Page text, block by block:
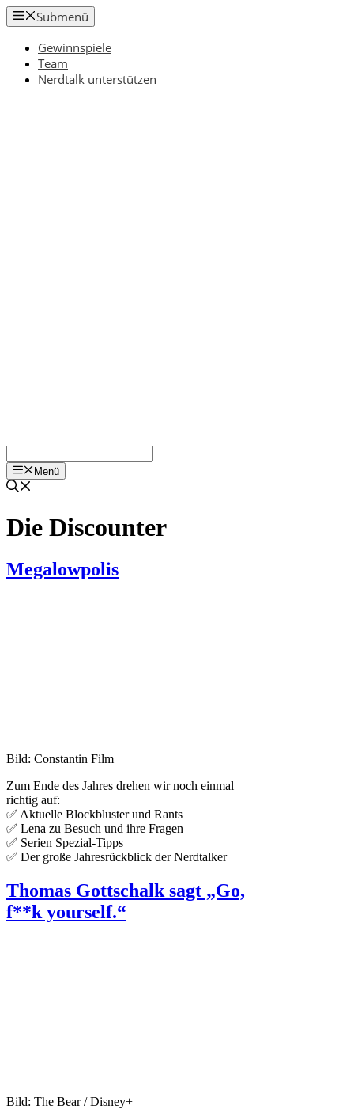
Zum
Inhalt
springen
Submenü
Gewinnspiele
Team
Nerdtalk unterstützen
Menü
Die Discounter
Megalowpolis
Bild: Constantin Film
Zum Ende des Jahres drehen wir noch einmal
richtig auf:
✅ Aktuelle Blockbluster und Rants
✅ Lena zu Besuch und ihre Fragen
✅ Serien Spezial-Tipps
✅ Der große Jahresrückblick der Nerdtalker
Thomas Gottschalk sagt „Go,
f**k yourself.“
Bild: The Bear / Disney+